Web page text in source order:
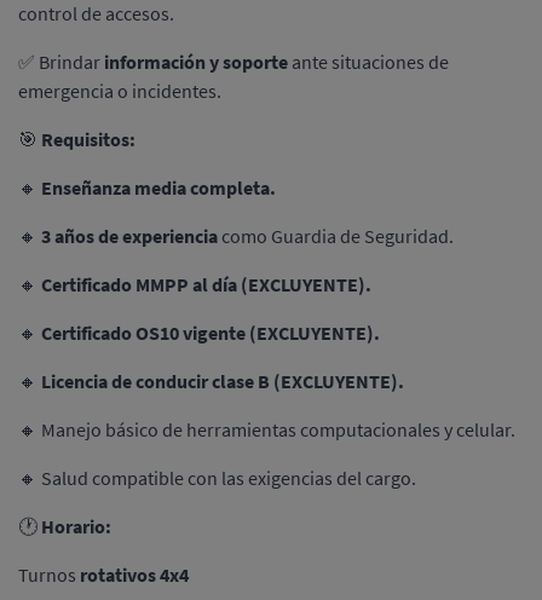
control de accesos.
✅ Brindar información y soporte ante situaciones de
emergencia o incidentes.
🎯 Requisitos:
🔸 Enseñanza media completa.
🔸 3 años de experiencia como Guardia de Seguridad.
🔸 Certificado MMPP al día (EXCLUYENTE).
🔸 Certificado OS10 vigente (EXCLUYENTE).
🔸 Licencia de conducir clase B (EXCLUYENTE).
🔸 Manejo básico de herramientas computacionales y celular.
🔸 Salud compatible con las exigencias del cargo.
🕐 Horario:
Turnos rotativos 4x4